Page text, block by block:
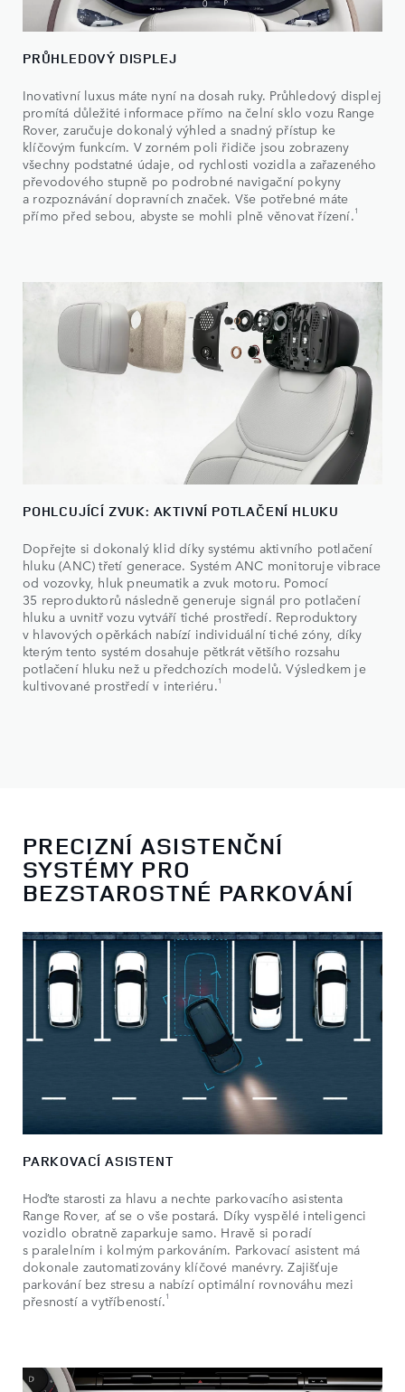
PRŮHLEDOVÝ DISPLEJ
Inovativní luxus máte nyní na dosah ruky. Průhledový displej
promítá důležité informace přímo na čelní sklo vozu Range
Rover, zaručuje dokonalý výhled a snadný přístup ke
klíčovým funkcím. V zorném poli řidiče jsou zobrazeny
všechny podstatné údaje, od rychlosti vozidla a zařazeného
převodového stupně po podrobné navigační pokyny
a rozpoznávání dopravních značek. Vše potřebné máte
přímo před sebou, abyste se mohli plně věnovat řízení.1
POHLCUJÍCÍ ZVUK: AKTIVNÍ POTLAČENÍ HLUKU
Dopřejte si dokonalý klid díky systému aktivního potlačení
hluku (ANC) třetí generace. Systém ANC monitoruje vibrace
od vozovky, hluk pneumatik a zvuk motoru. Pomocí
35 reproduktorů následně generuje signál pro potlačení
hluku a uvnitř vozu vytváří tiché prostředí. Reproduktory
v hlavových opěrkách nabízí individuální tiché zóny, díky
kterým tento systém dosahuje pětkrát většího rozsahu
potlačení hluku než u předchozích modelů. Výsledkem je
kultivované prostředí v interiéru.1
PRECIZNÍ ASISTENČNÍ
SYSTÉMY PRO
BEZSTAROSTNÉ PARKOVÁNÍ
PARKOVACÍ ASISTENT
Hoďte starosti za hlavu a nechte parkovacího asistenta
Range Rover, ať se o vše postará. Díky vyspělé inteligenci
vozidlo obratně zaparkuje samo. Hravě si poradí
s paralelním i kolmým parkováním. Parkovací asistent má
dokonale zautomatizovány klíčové manévry. Zajišťuje
parkování bez stresu a nabízí optimální rovnováhu mezi
přesností a vytříbeností.1